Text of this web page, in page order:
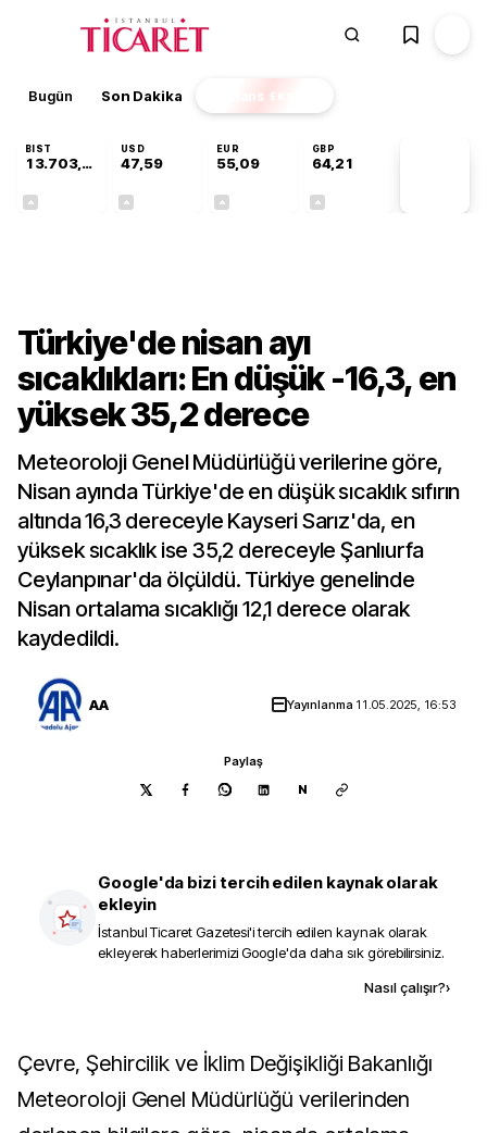
Bugün Son Dakika Finans EKSTRA
BIST
13.703,13
USD
47,59
EUR
55,09
GBP
64,21
Türkiye'de nisan ayı
sıcaklıkları: En düşük -16,3, en
yüksek 35,2 derece
Meteoroloji Genel Müdürlüğü verilerine göre,
Nisan ayında Türkiye'de en düşük sıcaklık sıfırın
altında 16,3 dereceyle Kayseri Sarız'da, en
yüksek sıcaklık ise 35,2 dereceyle Şanlıurfa
Ceylanpınar'da ölçüldü. Türkiye genelinde
Nisan ortalama sıcaklığı 12,1 derece olarak
kaydedildi.
AA Yayınlanma 11.05.2025, 16:53
Paylaş
N
Google'da bizi tercih edilen kaynak olarak
ekleyin
İstanbul Ticaret Gazetesi'i tercih edilen kaynak olarak
ekleyerek haberlerimizi Google'da daha sık görebilirsiniz.
Nasıl çalışır?›
Çevre, Şehircilik ve İklim Değişikliği Bakanlığı
Meteoroloji Genel Müdürlüğü verilerinden